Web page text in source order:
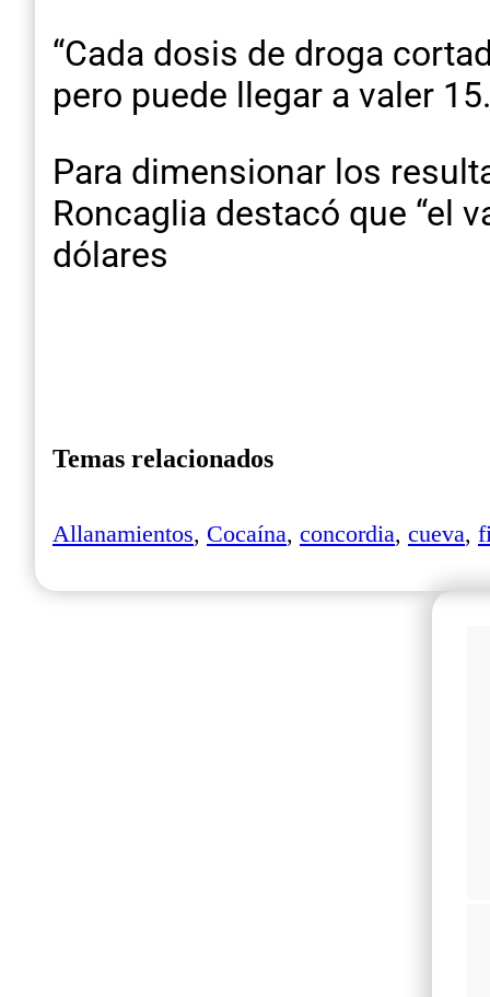
“Cada dosis de droga
pero puede llegar a valer
Para dimensionar los
Roncaglia destacó que “el
dólares
Temas relacionados
Allanamientos, Cocaína, concordia, cueva,